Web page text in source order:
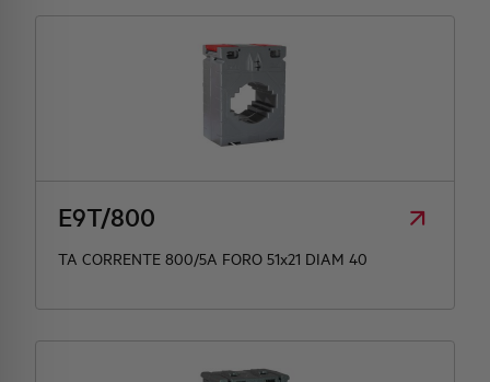
E9T/800
TA CORRENTE 800/5A FORO 51x21 DIAM 40